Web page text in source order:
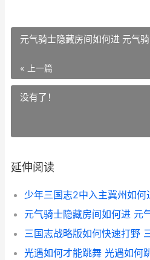
元气骑士隐藏房间如何进 元气
« 上一篇
没有了！
延伸阅读
光遇如何才能跳舞 光遇如何